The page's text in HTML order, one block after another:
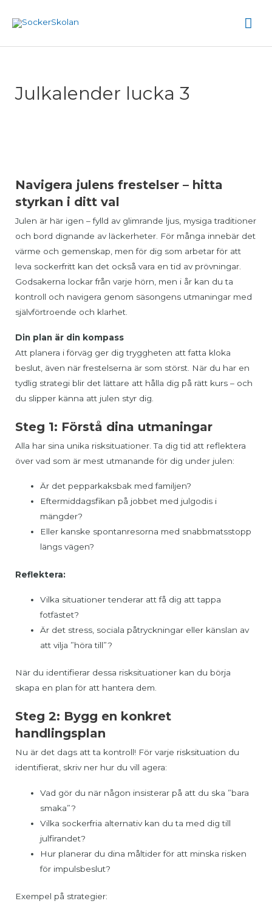
Julkalender lucka 3
Navigera julens frestelser – hitta
styrkan i ditt val
Julen är här igen – fylld av glimrande ljus, mysiga traditioner
och bord dignande av läckerheter. För många innebär det
värme och gemenskap, men för dig som arbetar för att
leva sockerfritt kan det också vara en tid av prövningar.
Godsakerna lockar från varje hörn, men i år kan du ta
kontroll och navigera genom säsongens utmaningar med
självförtroende och klarhet.
Din plan är din kompass
Att planera i förväg ger dig tryggheten att fatta kloka
beslut, även när frestelserna är som störst. När du har en
tydlig strategi blir det lättare att hålla dig på rätt kurs – och
du slipper känna att julen styr dig.
Steg 1: Förstå dina utmaningar
Alla har sina unika risksituationer. Ta dig tid att reflektera
över vad som är mest utmanande för dig under julen:
Är det pepparkaksbak med familjen?
Eftermiddagsfikan på jobbet med julgodis i
mängder?
Eller kanske spontanresorna med snabbmatsstopp
längs vägen?
Reflektera:
Vilka situationer tenderar att få dig att tappa
fotfästet?
Är det stress, sociala påtryckningar eller känslan av
att vilja ”höra till”?
När du identifierar dessa risksituationer kan du börja
skapa en plan för att hantera dem.
Steg 2: Bygg en konkret
handlingsplan
Nu är det dags att ta kontroll! För varje risksituation du
identifierat, skriv ner hur du vill agera:
Vad gör du när någon insisterar på att du ska ”bara
smaka”?
Vilka sockerfria alternativ kan du ta med dig till
julfirandet?
Hur planerar du dina måltider för att minska risken
för impulsbeslut?
Exempel på strategier: